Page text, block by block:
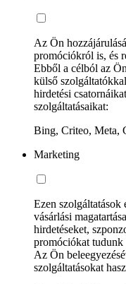
Az Ön
promóciókról is, és
Ebből a célból az
külső
hirdetési
szolgáltatásaikat:
Bing, Criteo, Meta,
Marketing
Ezen szolgáltatások
vásárlási
hirdetéseket,
promóciókat tudunk
Az Ön
szolgáltatásokat